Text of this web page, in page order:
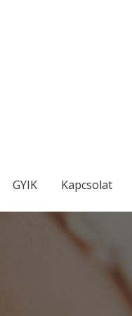
GYIK Kapcsolat